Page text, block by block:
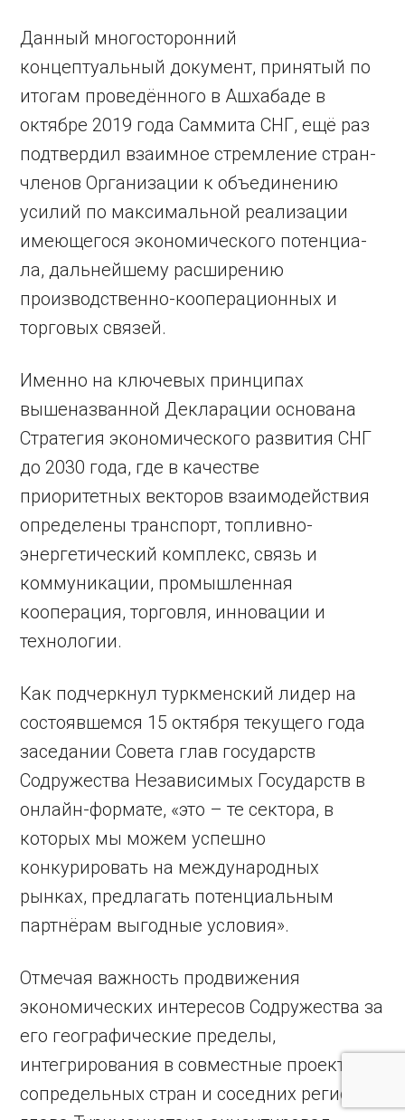
Данный многосторонний
концептуальный документ, принятый по
итогам проведённого в Ашхабаде в
октябре 2019 года Саммита СНГ, ещё раз
подтвердил взаимное стремление стран-
членов Организации к объединению
усилий по максимальной реализации
имеющегося экономического потенциа­
ла, дальнейшему расширению
производственно-кооперационных и
торговых связей.
Именно на ключевых принципах
вышеназванной Декларации основана
Стратегия экономического развития СНГ
до 2030 года, где в качестве
приоритетных векторов взаимодействия
определены транспорт, топливно-
энергетический комплекс, связь и
коммуникации, промышленная
кооперация, торговля, инновации и
технологии.
Как подчеркнул туркменский лидер на
состоявшемся 15 октября текущего года
заседании Совета глав государств
Содружества Независимых Государств в
онлайн-формате, «это – те сектора, в
которых мы можем успешно
конкурировать на международных
рынках, предлагать потенциальным
партнёрам выгодные условия».
Отмечая важность продвижения
экономических интересов Содружества за
его географические пределы,
интегрирования в совместные проекты
сопредельных стран и соседних регионов,